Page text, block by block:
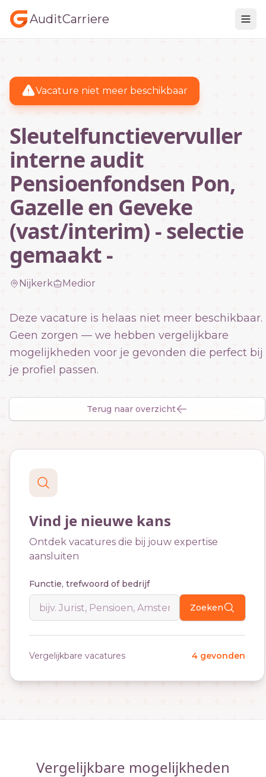
AuditCarriere
Vacature niet meer beschikbaar
Sleutelfunctievervuller
interne audit
Pensioenfondsen Pon,
Gazelle en Geveke
(vast/interim) - selectie
gemaakt -
Nijkerk Medior
Deze vacature is helaas niet meer beschikbaar.
Geen zorgen — we hebben vergelijkbare
mogelijkheden voor je gevonden die perfect bij
je profiel passen.
Terug naar overzicht
Vind je nieuwe kans
Ontdek vacatures die bij jouw expertise
aansluiten
Functie, trefwoord of bedrijf
Zoeken
Vergelijkbare vacatures 4 gevonden
Vergelijkbare mogelijkheden